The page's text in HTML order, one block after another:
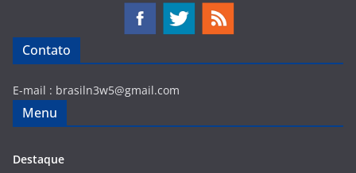
Contato
E-mail : brasiln3w5@gmail.com
Menu
Destaque